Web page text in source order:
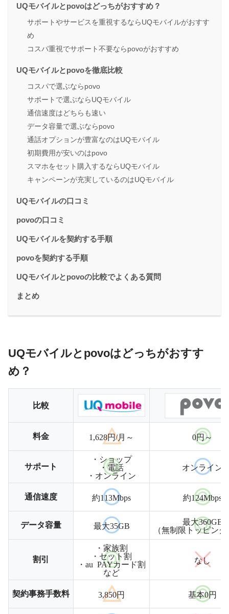
UQモバイルとpovoはどっちがおすすめ？
サポートやサービスを重視するならUQモバイルがおすす
め
コスパ重視でサポート不要ならpovoがおすすめ
UQモバイルとpovoを徹底比較
コスパで選ぶならpovo
サポートで選ぶならUQモバイル
通信速度はどちらも速い
データ容量で選ぶならpovo
通話オプションが豊富なのはUQモバイル
初期費用が安いのはpovo
スマホをセット購入するならUQモバイル
キャンペーンが充実しているのはUQモバイル
UQモバイルの口コミ
povoの口コミ
UQモバイルを契約する手順
povoを契約する手順
UQモバイルとpovoの比較でよくある質問
まとめ
UQモバイルとpovoはどっちがおすす
め？
比較
料金 1,628円/月～ 0円～
サポート
・ショップ
・電話
・オンライン
オンライン
通信速度 約113Mbps 約124Mbps
データ容量 最大35GB
最大360GB
（無制限トッピン
割引
・家族割
・セット割
・au PAYカード割
など
なし
契約事務手数料 3,850円 基本0円